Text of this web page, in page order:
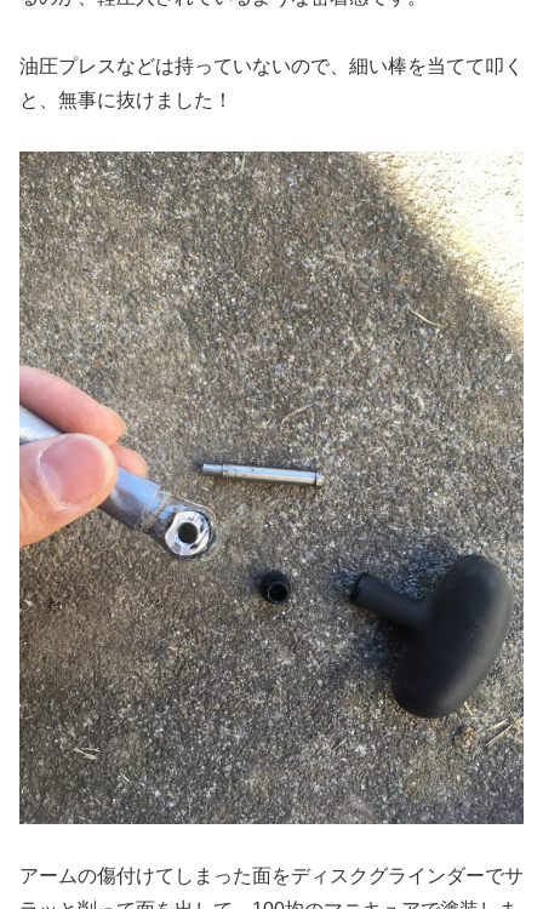
油圧プレスなどは持っていないので、細い棒を当てて叩く
と、無事に抜けました！
アームの傷付けてしまった面をディスクグラインダーでサ